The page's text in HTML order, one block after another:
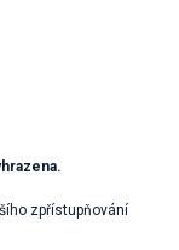
zpřístupňování